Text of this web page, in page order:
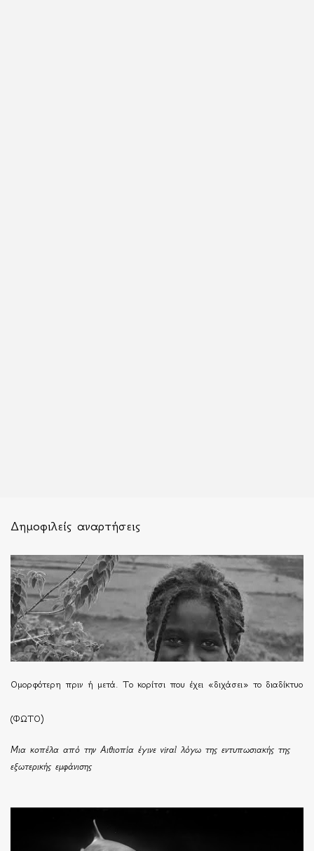
Δημοφιλείς αναρτήσεις
Ομορφότερη πριν ή μετά. Το κορίτσι που έχει «διχάσει» το διαδίκτυο
(ΦΩΤΟ)
Μια κοπέλα από την Αιθιοπία έγινε viral λόγω της εντυπωσιακής της
εξωτερικής εμφάνισης